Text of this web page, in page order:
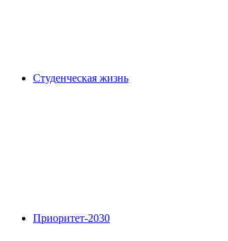
Студенческая жизнь
Приоритет-2030